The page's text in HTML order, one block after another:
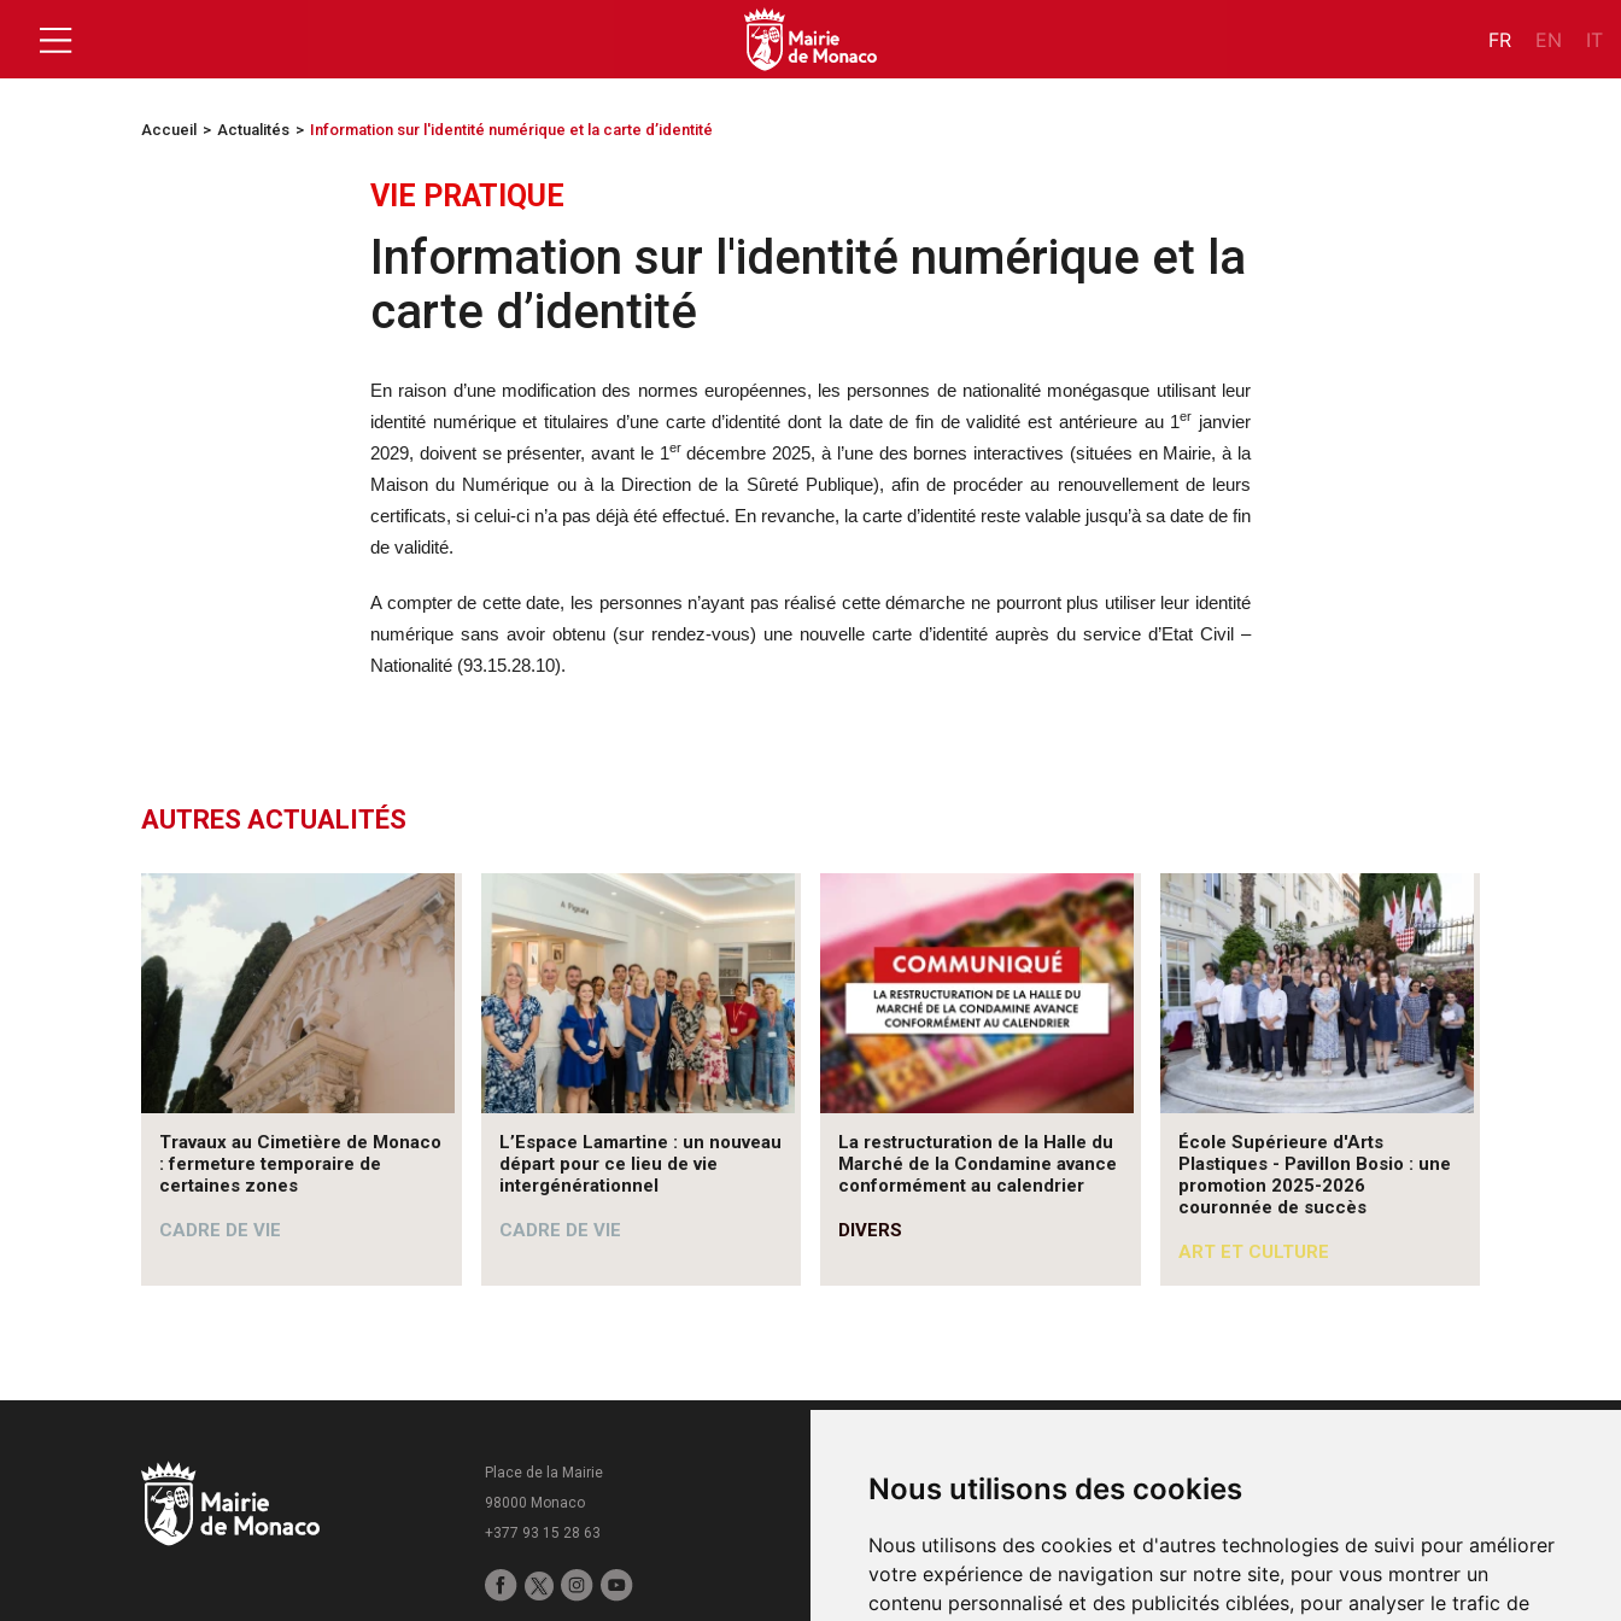
Nous utilisons des cookies
Nous utilisons des cookies et d'autres technologies de suivi pour améliorer
votre expérience de navigation sur notre site, pour vous montrer un
contenu personnalisé et des publicités ciblées, pour analyser le trafic de
FR EN IT
Accueil Actualités Information sur l'identité numérique et la carte d’identité
VIE PRATIQUE
Information sur l'identité numérique et la
carte d’identité
En raison d’une modification des normes européennes, les personnes de nationalité monégasque utilisant leur
identité numérique et titulaires d’une carte d’identité dont la date de fin de validité est antérieure au 1er janvier
2029, doivent se présenter, avant le 1erdécembre 2025, à l’une des bornes interactives (situées en Mairie, à la
Maison du Numérique ou à la Direction de la Sûreté Publique), afin de procéder au renouvellement de leurs
certificats, si celui-ci n’a pas déjà été effectué. En revanche, la carte d’identité reste valable jusqu’à sa date de fin
de validité.
A compter de cette date, les personnes n’ayant pas réalisé cette démarche ne pourront plus utiliser leur identité
numérique sans avoir obtenu (sur rendez-vous) une nouvelle carte d’identité auprès du service d’Etat Civil –
Nationalité (93.15.28.10).
AUTRES ACTUALITÉS
Travaux au Cimetière de Monaco
: fermeture temporaire de
certaines zones
CADRE DE VIE
L’Espace Lamartine : un nouveau
départ pour ce lieu de vie
intergénérationnel
CADRE DE VIE
La restructuration de la Halle du
Marché de la Condamine avance
conformément au calendrier
DIVERS
École Supérieure d'Arts
Plastiques - Pavillon Bosio : une
promotion 2025-2026
couronnée de succès
ART ET CULTURE
Place de la Mairie
98000 Monaco
+377 93 15 28 63
Du lundi au vendredi
Contacts
CGU